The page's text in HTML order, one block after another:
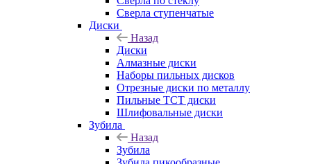
Сверла ступенчатые
Диски
Назад
Диски
Алмазные диски
Наборы пильных дисков
Отрезные диски по металлу
Пильные TCT диски
Шлифовальные диски
Зубила
Назад
Зубила